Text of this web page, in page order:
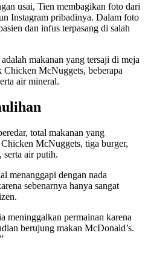
usai, Tien membagikan foto dari
Instagram pribadinya. Dalam foto
dan infus terpasang di salah
makanan yang tersaji di meja
McNuggets, beberapa
air mineral.
total makanan yang
McNuggets, tiga burger,
serta air putih.
menanggapi dengan nada
sebenarnya hanya sangat
meninggalkan permainan karena
berujung makan McDonald’s.